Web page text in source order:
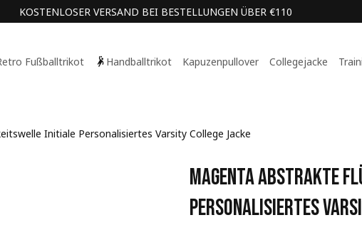
KOSTENLOSER VERSAND BEI BESTELLUNGEN ÜBER €110
Fußballtrikot Handballtrikot Kapuzenpullover Collegejacke
Initiale Personalisiertes Varsity College Jacke
Magenta Abstrakte
Personalisiertes